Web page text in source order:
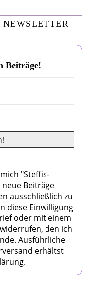
Beiträge!
"Steffis-
Beiträge
ausschließlich zu
diese Einwilligung
oder mit einem
den ich
Ausführliche
erhältst